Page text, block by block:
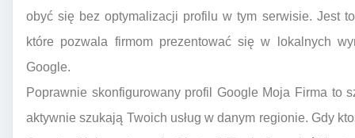
obyć się bez optymalizacji profilu w tym serwisie. Jest
które pozwala firmom prezentować się w lokalnych
Google.
Poprawnie skonfigurowany profil Google Moja Firma to
aktywnie szukają Twoich usług w danym regionie. Gdy